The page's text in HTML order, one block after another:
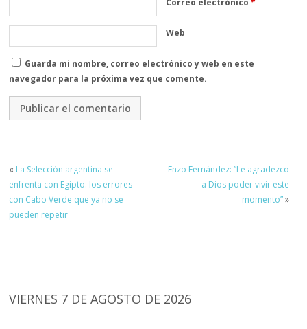
Correo electrónico*
Web
Guarda mi nombre, correo electrónico y web en este
navegador para la próxima vez que comente.
« La Selección argentina se
enfrenta con Egipto: los errores
con Cabo Verde que ya no se
pueden repetir
Enzo Fernández: ”Le agradezco
a Dios poder vivir este
momento”»
VIERNES 7 DE AGOSTO DE 2026